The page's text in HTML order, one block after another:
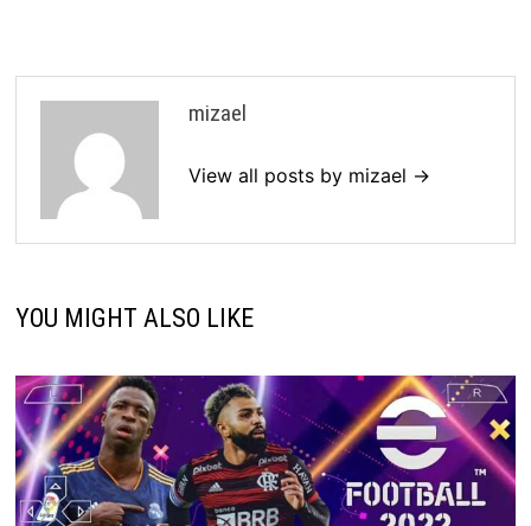
mizael
View all posts by mizael →
YOU MIGHT ALSO LIKE